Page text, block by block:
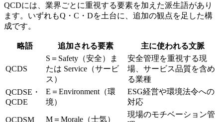
QCDには、業界ごとに重視する要素を加えた派生語があり
ます。いずれもQ・C・Dを土台に、追加の観点を足した構
成です。
略語 追加される要素 主に使われる文脈
QCDS
S＝Safety（安全）ま
たは Service（サービ
ス）
安全管理を重視する現
場、サービス品質を含め
る業種
QCDSE・
QCDE
E＝Environment（環
境）
ESG経営や環境法令への
対応
QCDSM M＝Morale（士気）
現場のモチベーション管